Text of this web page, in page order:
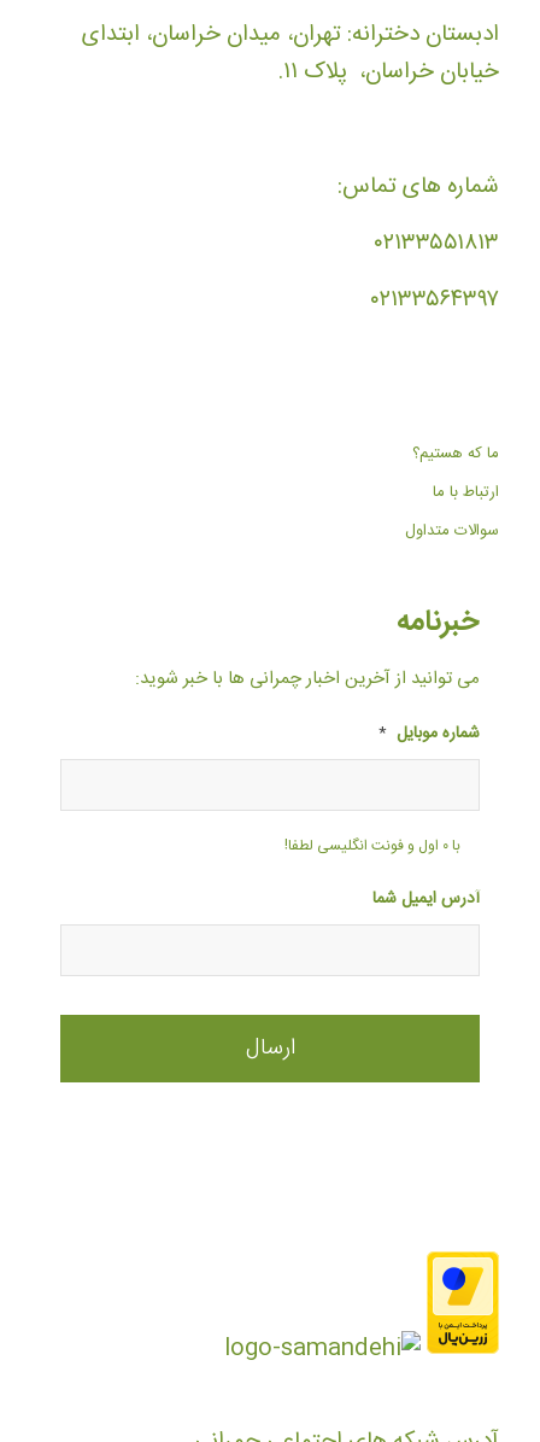
ادبستان دخترانه: تهران، میدان خراسان، ابتدای
خیابان خراسان، پلاک ۱۱.
شماره های تماس:
۰۲۱۳۳۵۵۱۸۱۳
۰۲۱۳۳۵۶۴۳۹۷
ما که هستیم؟
ارتباط با ما
سوالات متداول
خبرنامه
می توانید از آخرین اخبار چمرانی ها با خبر شوید:
شماره موبایل *
با ۰ اول و فونت انگلیسی لطفا!
آدرس ایمیل شما